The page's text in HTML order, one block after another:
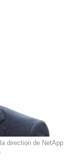
direction de NetApp